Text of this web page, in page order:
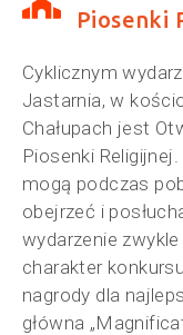
Piosenki
Cyklicznym
Jastarnia, w
Chałupach jest
Piosenki
mogą podczas
obejrzeć i
wydarzenie
charakter
nagrody dla
główna